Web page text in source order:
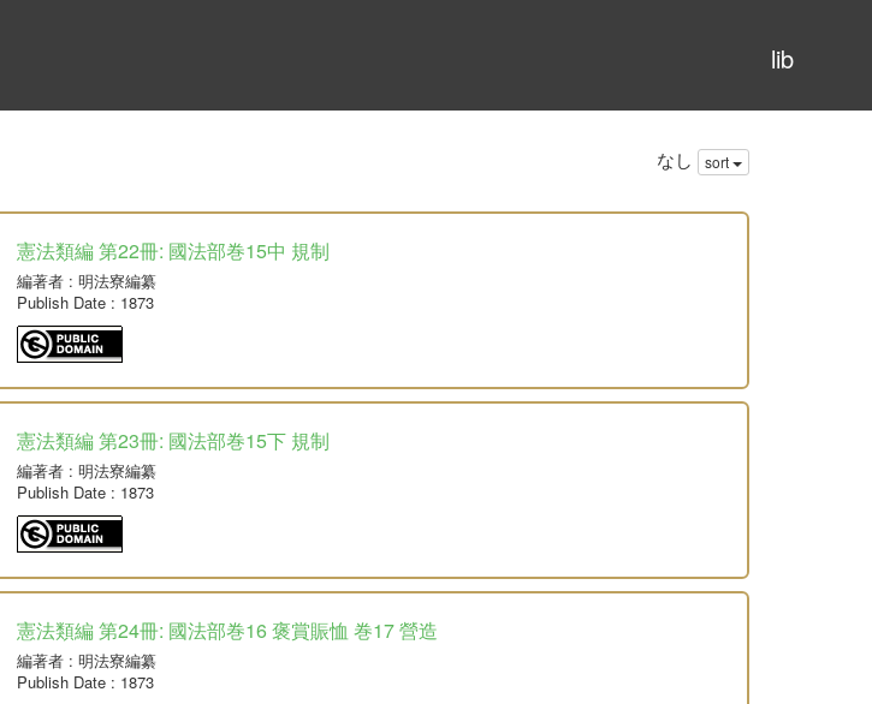
lib
なし sort
憲法類編 第22冊: 國法部巻15中 規制
編著者: 明法寮編纂
Publish Date: 1873
憲法類編 第23冊: 國法部巻15下 規制
編著者: 明法寮編纂
Publish Date: 1873
憲法類編 第24冊: 國法部巻16 褒賞賑恤 巻17 營造
編著者: 明法寮編纂
Publish Date: 1873